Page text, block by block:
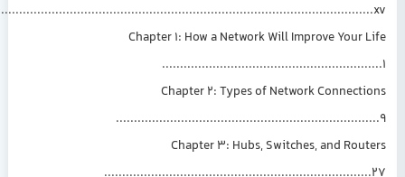
Chapter 1: How a Network Will
Chapter 2: Types of Network
Chapter 3: Hubs, Switches,